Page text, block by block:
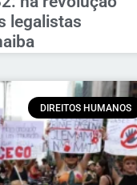
legalistas
DIREITOS HUMANOS